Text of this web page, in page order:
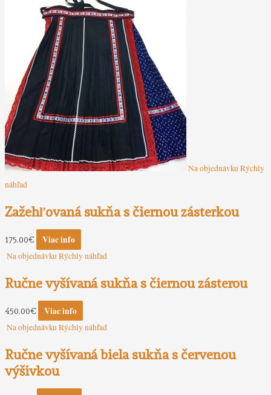
Na objednávkuRýchly
náhľad
Zažehľovaná sukňa s čiernou zásterkou
175.00€ Viac info
Na objednávkuRýchly náhľad
Ručne vyšívaná sukňa s čiernou zásterou
450.00€ Viac info
Na objednávkuRýchly náhľad
Ručne vyšívaná biela sukňa s červenou
výšivkou